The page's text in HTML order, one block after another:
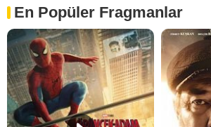
En Popüler Fragmanlar